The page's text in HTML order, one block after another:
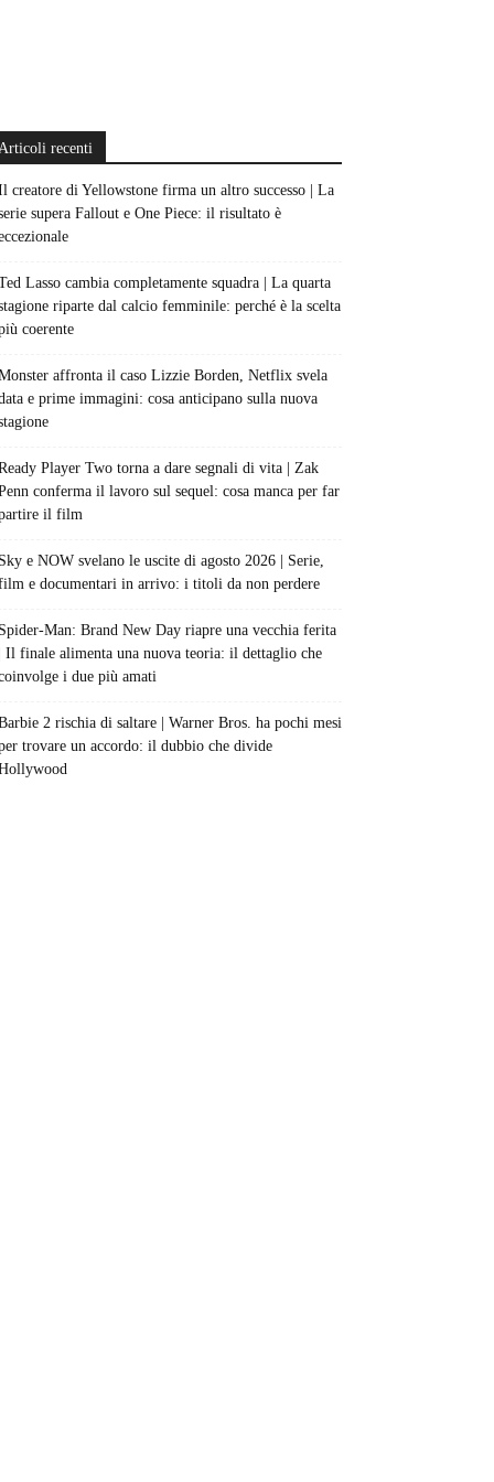
recenti
creatore di Yellowstone firma un altro successo | La
supera Fallout e One Piece: il risultato è
Lasso cambia completamente squadra | La quarta
riparte dal calcio femminile: perché è la scelta
coerente
affronta il caso Lizzie Borden, Netflix svela
e prime immagini: cosa anticipano sulla nuova
Player Two torna a dare segnali di vita | Zak
conferma il lavoro sul sequel: cosa manca per far
il film
Sky e NOW svelano le uscite di agosto 2026 | Serie,
e documentari in arrivo: i titoli da non perdere
Spider-Man: Brand New Day riapre una vecchia ferita
| Il finale alimenta una nuova teoria: il dettaglio che
i due più amati
2 rischia di saltare | Warner Bros. ha pochi mesi
trovare un accordo: il dubbio che divide